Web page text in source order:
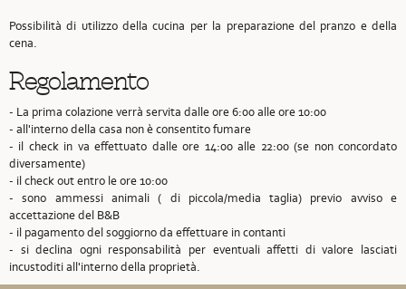
Possibilità di utilizzo della cucina per la preparazione del pranzo e della
cena.
Regolamento
- La prima colazione verrà servita dalle ore 6:00 alle ore 10:00
- all'interno della casa non è consentito fumare
- il check in va effettuato dalle ore 14:00 alle 22:00 (se non concordato
diversamente)
- il check out entro le ore 10:00
- sono ammessi animali ( di piccola/media taglia) previo avviso e
accettazione del B&B
- il pagamento del soggiorno da effettuare in contanti
- si declina ogni responsabilità per eventuali affetti di valore lasciati
incustoditi all'interno della proprietà.